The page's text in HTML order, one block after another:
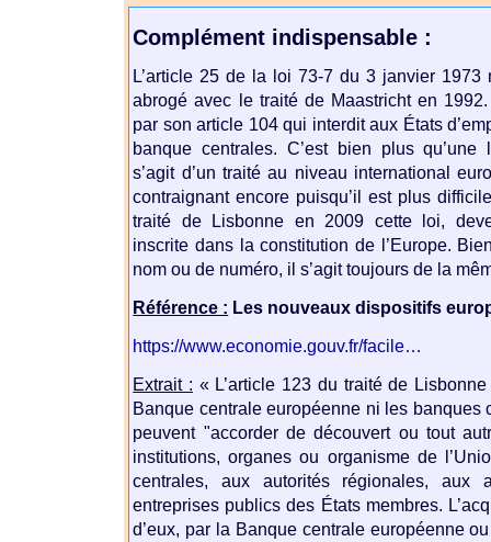
Complément indispensable :
L’article 25 de la loi 73-7 du 3 janvier 1973
abrogé avec le traité de Maastricht en
par son article 104 qui interdit aux États
banque centrales. C’est bien plus qu’une
s’agit d’un traité au niveau international
contraignant encore puisqu’il est plus
traité de Lisbonne en 2009 cette loi,
inscrite dans la constitution de l’Europe.
nom ou de numéro, il s’agit toujours de la
Référence : Les nouveaux dispositifs
https://www.economie.gouv.fr/facile…
Extrait : « L’article 123 du traité de
Banque centrale européenne ni les banques
peuvent "accorder de découvert ou tout
institutions, organes ou organisme de
centrales, aux autorités régionales, aux
entreprises publics des États membres.
d’eux, par la Banque centrale européenne